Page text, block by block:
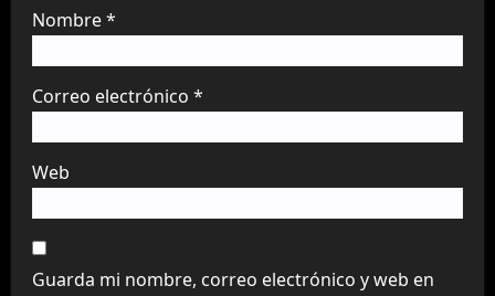
Nombre*
Correo electrónico *
Web
Guarda mi nombre, correo electrónico y web en